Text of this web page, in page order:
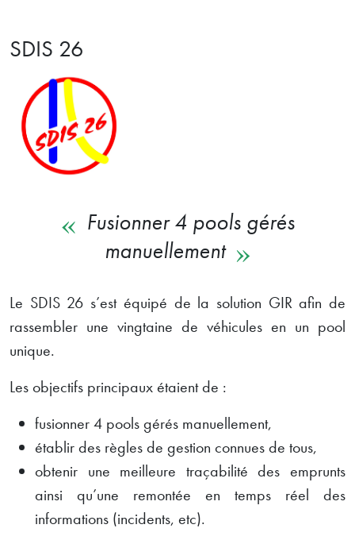
SDIS 26
Fusionner 4 pools gérés
manuellement
Le SDIS 26 s’est équipé de la solution GIR afin de
rassembler une vingtaine de véhicules en un pool
unique.
Les objectifs principaux étaient de :
fusionner 4 pools gérés manuellement,
établir des règles de gestion connues de tous,
obtenir une meilleure traçabilité des emprunts
ainsi qu’une remontée en temps réel des
informations (incidents, etc).